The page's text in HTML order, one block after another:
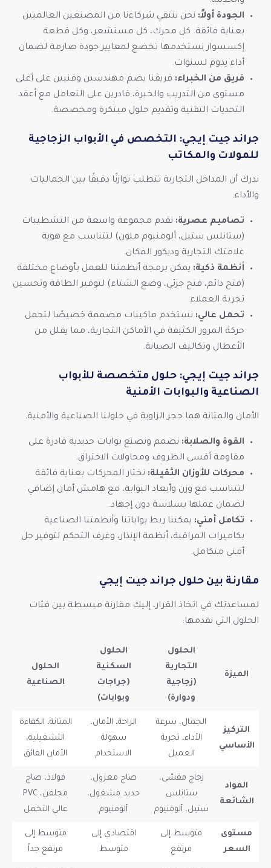
الجودة أولاً: نحن ننتقي شركاءنا من المصنعين العالميين
بعناية فائقة. كل محرك، كل مستشعر، وكل قطعة
إكسسوار نستخدمها تخضع لمعايير جودة صارمة لضمان
أداء يدوم لسنوات.
فريق من الخبراء: فريقنا يضم مهندسين وفنيين على أعلى
مستوى من التدريب والخبرة، قادرين على التعامل مع أعقد
التحديات التقنية وتقديم حلول مبتكرة ومخصصة.
جراند جيت إيجي: التخصص في الأبواب الزجاجية
للمولات والمكاتب
ندرك أن المداخل التجارية تتطلب توازنًا دقيقًا بين الجماليات
والأداء.
تصاميم عصرية: نقدم مجموعة واسعة من التشطيبات
(ستانلس ستيل، ألومنيوم ملون) لتتناسب مع هوية
علامتك التجارية وديكور المكان.
أنظمة ذكية: يمكن برمجة أنظمتنا للعمل بأوضاع مختلفة
(فتح دائم، فتح جزئي، وضع الشتاء) لتوفير الطاقة وتحسين
تجربة العملاء.
تحمل عالي: نستخدم ماكينات مصممة خصيصًا لتحمل
حركة المرور الكثيفة في الأماكن التجارية، مما يقلل من
الأعطال وتكاليف الصيانة.
جراند جيت إيجي: حلول متخصصة للأبواب
الصناعية والبوابات الأمنية
الأمان والمتانة هما حجر الزاوية في حلولنا الصناعية والأمنية.
القوة والصلابة: نصمم ونصنع بوابات حديدية قادرة على
مقاومة أقسى الظروف ومحاولات الاختراق.
محركات للأوزان الثقيلة: نختار المحركات بعناية فائقة
لتتناسب مع وزن وأبعاد البوابة، مع هامش أمان إضافي
لضمان عملها بسلاسة دون إجهاد.
تكامل أمني: يمكننا ربط بواباتنا وأنظمتنا الصناعية
بكاميرات المراقبة، أنظمة الإنذار، وغرف التحكم لتوفير حل
أمني متكامل.
مقارنة بين حلول جراند جيت إيجي
لمساعدتك في اتخاذ القرار، إليك مقارنة مبسطة بين فئات
الحلول التي نقدمها:
الميزة
الحلول
التجارية
(زجاجية
ودوارة)
الحلول
السكنية
(جراجات
وبوابات)
الحلول
الصناعية
التركيز
الأساسي
الجمال، سرعة
الأداء، تجربة
العميل
الراحة، الأمان،
سهولة
الاستخدام
المتانة، الكفاءة
التشغيلية،
الأمان الفائق
المواد
الشائعة
زجاج مقسّى،
ستانلس
ستيل، ألومنيوم
صاج معزول،
حديد مشغول،
ألومنيوم
فولاذ، صاج
مجلفن، PVC
عالي التحمل
مستوى
السعر
متوسط إلى
مرتفع
اقتصادي إلى
متوسط
متوسط إلى
مرتفع جداً